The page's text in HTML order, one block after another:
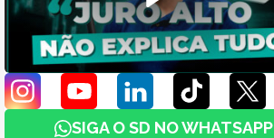
SIGA O SD NO WHATSAPP